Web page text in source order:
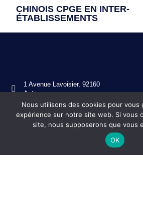
CHINOIS CPGE EN INTER-
ÉTABLISSEMENTS
1 Avenue Lavoisier, 92160
Antony
01 46 11 49 80
ce.0920130s@ac-versailles.fr
Nous utilisons des cookies pour vous
expérience sur notre site web. Si vous
site, nous supposerons que vous
OK